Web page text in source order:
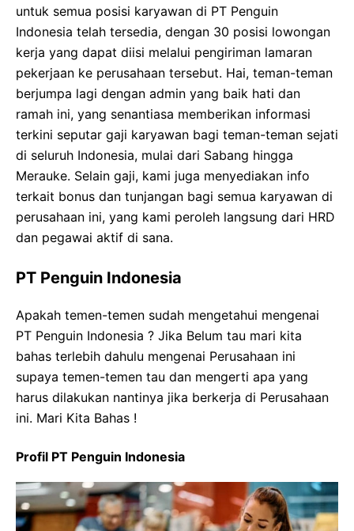
untuk semua posisi karyawan di PT Penguin
Indonesia telah tersedia, dengan 30 posisi lowongan
kerja yang dapat diisi melalui pengiriman lamaran
pekerjaan ke perusahaan tersebut. Hai, teman-teman
berjumpa lagi dengan admin yang baik hati dan
ramah ini, yang senantiasa memberikan informasi
terkini seputar gaji karyawan bagi teman-teman sejati
di seluruh Indonesia, mulai dari Sabang hingga
Merauke. Selain gaji, kami juga menyediakan info
terkait bonus dan tunjangan bagi semua karyawan di
perusahaan ini, yang kami peroleh langsung dari HRD
dan pegawai aktif di sana.
PT Penguin Indonesia
Apakah temen-temen sudah mengetahui mengenai
PT Penguin Indonesia ? Jika Belum tau mari kita
bahas terlebih dahulu mengenai Perusahaan ini
supaya temen-temen tau dan mengerti apa yang
harus dilakukan nantinya jika berkerja di Perusahaan
ini. Mari Kita Bahas !
Profil PT Penguin Indonesia